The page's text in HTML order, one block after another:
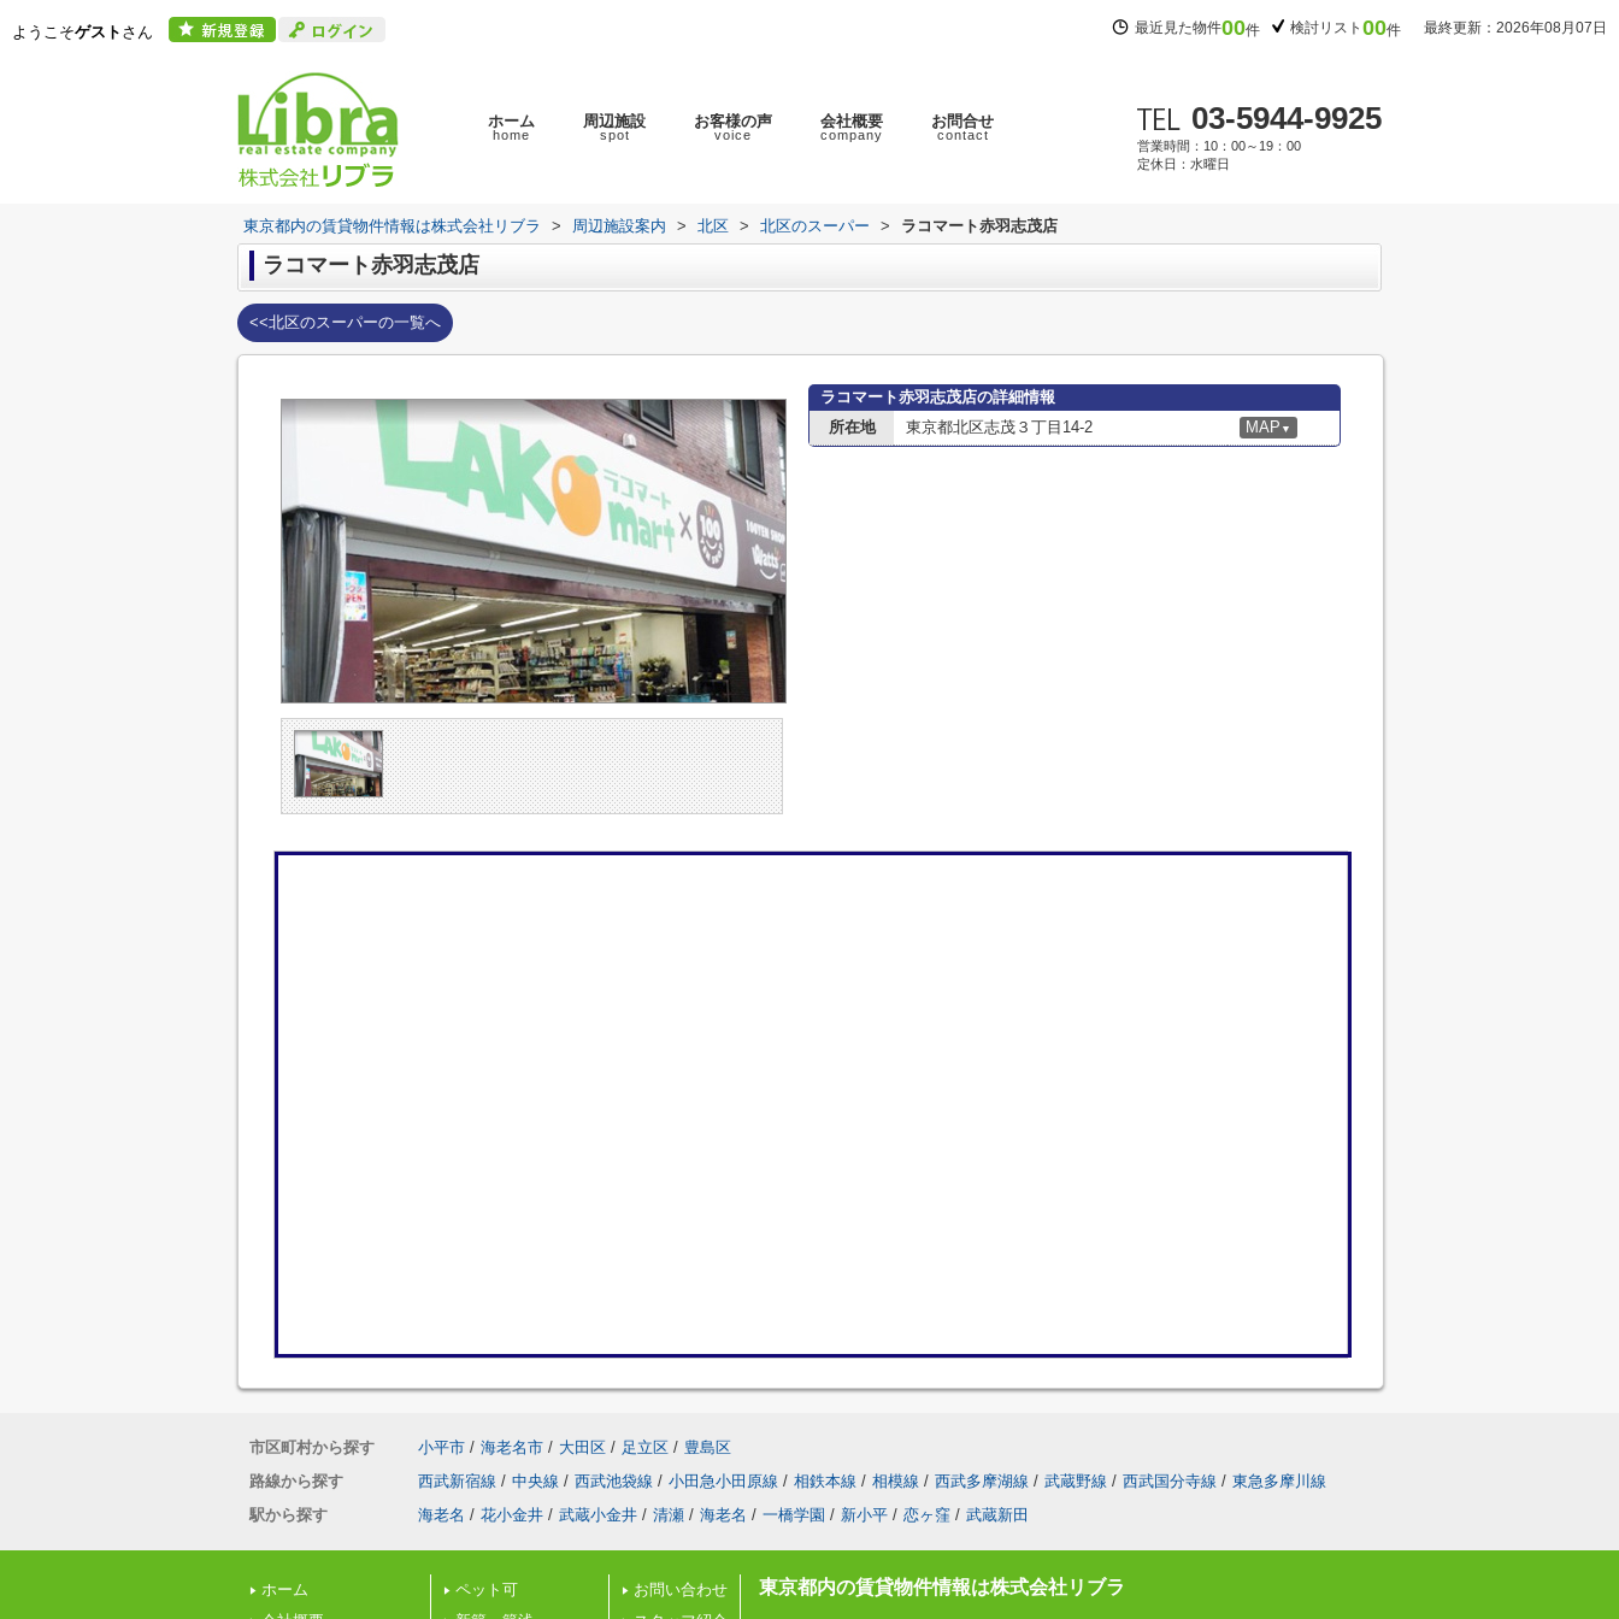
ようこそゲスト さん 最近見た物件00件 検討リスト 00件 最終更新：2026年08月07日
ホーム
home
周辺施設
spot
お客様の声
voice
会社概要
company
お問合せ
contact 03-5944-9925
営業時間：10：00～19：00
定休日：水曜日
東京都内の賃貸物件情報は株式会社リブラ > 周辺施設案内 > 北区 > 北区のスーパー > ラコマート赤羽志茂店
ラコマート赤羽志茂店
<<北区のスーパーの一覧へ
ラコマート赤羽志茂店の詳細情報
所在地
東京都北区志茂３丁目14-2 MAP ▼
市区町村から探す 小平市 / 海老名市 / 大田区 / 足立区 / 豊島区
路線から探す
西武新宿線 / 中央線 / 西武池袋線 / 小田急小田原線 / 相鉄本線 / 相模線 / 西武多摩湖線 / 武蔵野線 / 西武国分寺線 / 東急多摩川線
駅から探す
海老名 / 花小金井 / 武蔵小金井 / 清瀬 / 海老名 / 一橋学園 / 新小平 / 恋ヶ窪 / 武蔵新田
ホーム
ペット可
お問い合わせ
東京都内の賃貸物件情報は株式会社リブラ